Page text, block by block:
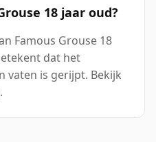
18 jaar oud?
Famous Grouse 18
dat het
vaten is gerijpt. Bekijk
.